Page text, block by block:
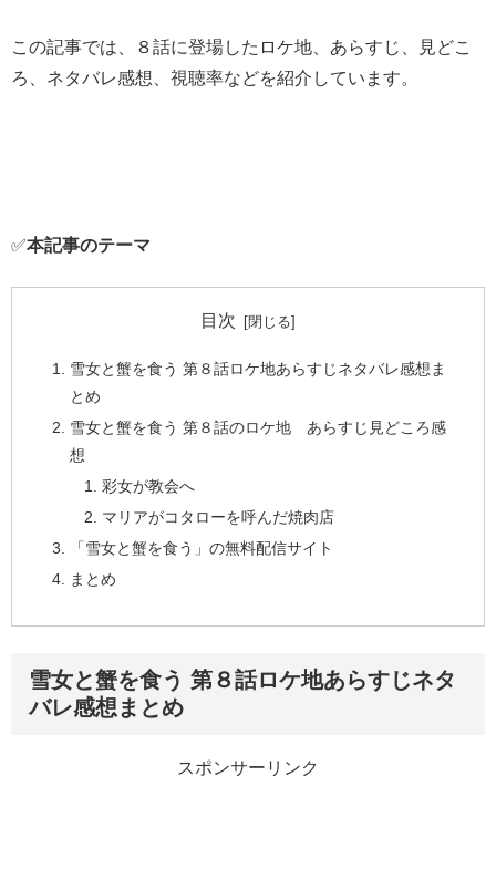
この記事では、８話に登場したロケ地、あらすじ、見どこ
ろ、ネタバレ感想、視聴率などを紹介しています。
✅本記事のテーマ
目次
雪女と蟹を食う 第８話ロケ地あらすじネタバレ感想ま
とめ
雪女と蟹を食う 第８話のロケ地 あらすじ見どころ感
想
彩女が教会へ
マリアがコタローを呼んだ焼肉店
「雪女と蟹を食う」の無料配信サイト
まとめ
雪女と蟹を食う 第８話ロケ地あらすじネタ
バレ感想まとめ
スポンサーリンク